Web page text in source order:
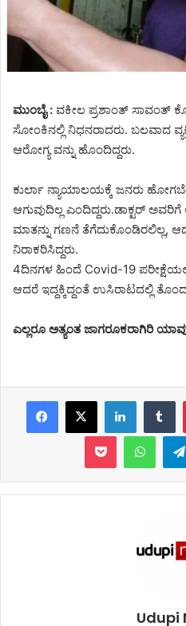
ಮುಂಬೈ : ವಕೀಲ ಪ್ರಶಾಂತ್ ಸಾವಂತ್
ಸೋಂಕಿನಲ್ಲಿ ನಿಧನರಾದರು. ಬಲವಾದ
ಆರೋಗ್ಯ ವನ್ನು ಹೊಂದಿದ್ದರು.
ಕುರ್ಲಾ ನ್ಯಾಯಾಲಯಕ್ಕೆ ಜನರು
ಆಗುವುದಿಲ್ಲ ಎಂದಿದ್ದರು.ಡಾಕ್ಟರ್
ಮಾತನ್ನು ಗಣನೆ ತೆಗೆದುಕೊಂಡಿರಲಿಲ್ಲ,
ನಿರಾಕರಿಸಿದ್ದರು.
4ದಿನಗಳ ಹಿಂದೆ Covid-19
ಆದರೆ ಇದ್ದಕ್ಕಿದ್ದಂತೆ ಉಸಿರಾಟದಲ್ಲಿ
ಎಲ್ಲರೂ ಅತ್ಯಂತ ಜಾಗರೂಕರಾಗಿರಿ
Facebook X LinkedIn Tumblr
Pocket WhatsApp
Udupi